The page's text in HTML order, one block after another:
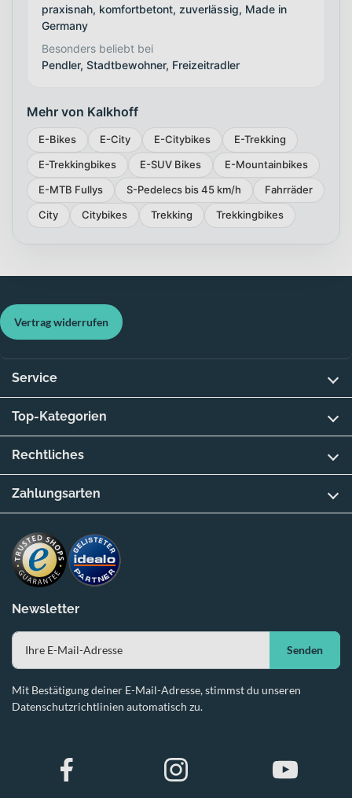
praxisnah, komfortbetont, zuverlässig, Made in
Germany
Besonders beliebt bei
Pendler, Stadtbewohner, Freizeitradler
Mehr von Kalkhoff
E-Bikes E-City E-Citybikes
E-Trekking
E-Trekkingbikes
E-SUV Bikes
E-Mountainbikes
E-MTB Fullys
S-Pedelecs bis 45 km/h
Fahrräder
City
Citybikes Trekking Trekkingbikes
Newsletter
Senden
Mit Bestätigung deiner E-Mail-Adresse, stimmst du unseren
Datenschutzrichtlinien automatisch zu.
Vertrag widerrufen
Service
Top-Kategorien
Rechtliches
Zahlungsarten